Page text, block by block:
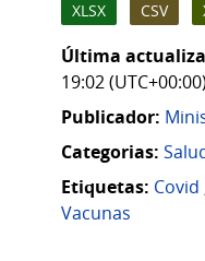
XLSX CSV
Última
19:02 (UTC+00:00)
Publicador:
Categorias:
Etiquetas: Covid
Vacunas